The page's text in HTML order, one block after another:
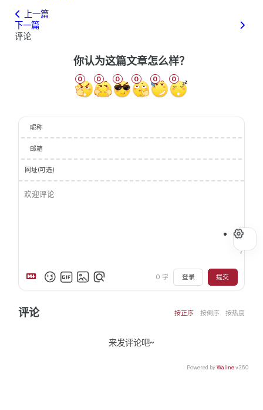
上一篇
下一篇
评论
你认为这篇文章怎么样？
0 0 0 0 0 0
昵称
邮箱
网址(可选)
0 字 登录 提交
评论 按正序 按倒序 按热度
来发评论吧~
Powered by Walinev3.6.0